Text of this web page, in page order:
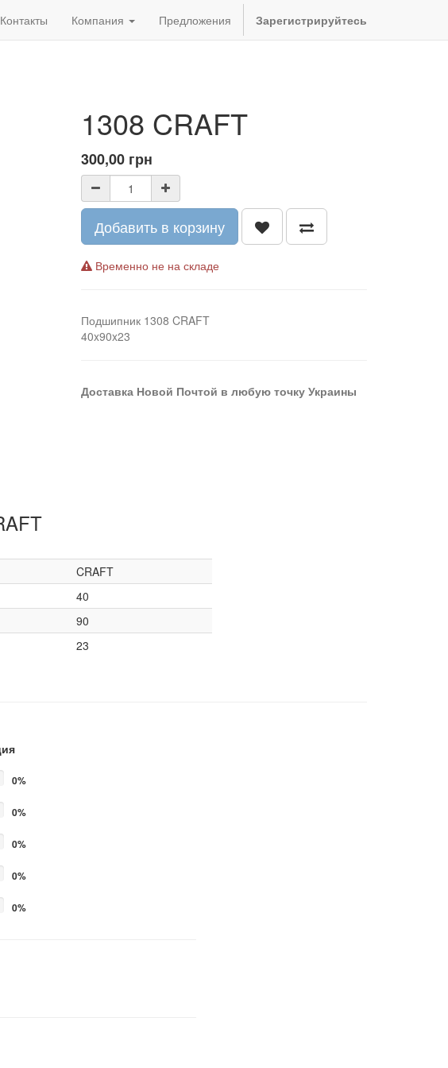
Контакты Компания Предложения Зарегистрируйтесь
1308 CRAFT
300,00 грн
Добавить в корзину
Временно не на складе
Подшипник 1308 CRAFT
40x90x23
Доставка Новой Почтой в любую точку Украины
CRAFT
40
90
23
0%
0%
0%
0%
0%